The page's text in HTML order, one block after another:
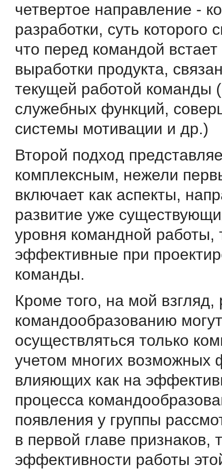
четвертое направление -
разработки, суть которого
что перед командой
выработки продукта,
текущей работой команды
служебных функций,
системы мотивации и др.)
Второй подход
комплексным, нежели
включает как аспекты,
развитие уже
уровня командной работы,
эффективные при
команды.
Кроме того, на мой взгляд,
командообразованию
осуществляться только
учетом многих возможных
влияющих как на
процесса
появления у группы
в первой главе признаков,
эффективности работы